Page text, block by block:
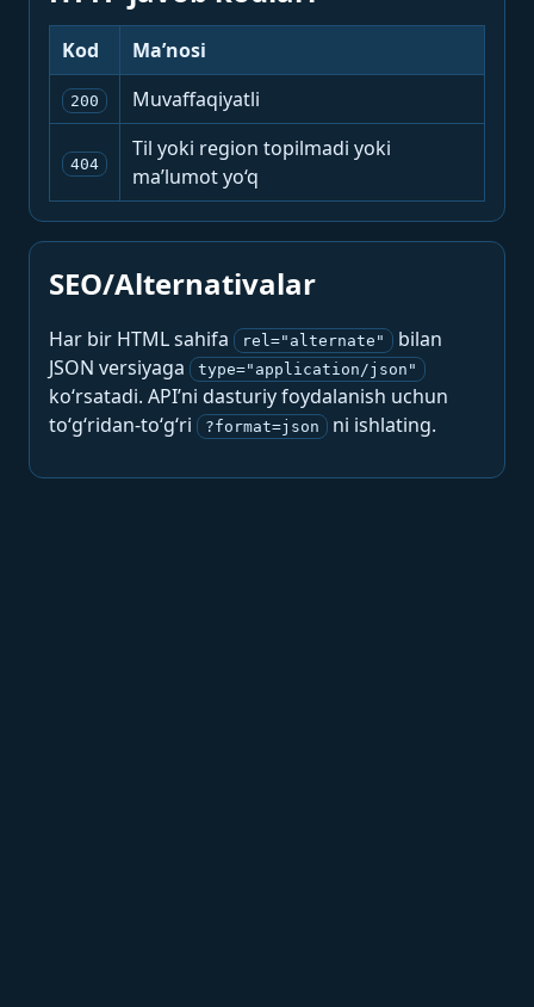
Kod Ma’nosi
200 Muvaffaqiyatli
404
Til yoki region topilmadi yoki
ma’lumot yo‘q
SEO/Alternativalar
Har bir HTML sahifa rel="alternate"
bilan
JSON versiyaga
type="application/json"
ko‘rsatadi. API’ni dasturiy foydalanish uchun
to‘g‘ridan-to‘g‘ri
?format=json ni ishlating.